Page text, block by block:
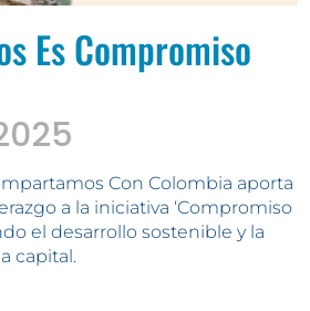
Es Compromiso
Con Colombia aporta
a la iniciativa ‘Compromiso
el desarrollo sostenible y la
capital.